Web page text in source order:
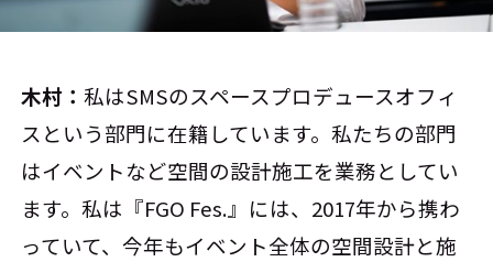
木村： 私はSMSのスペースプロデュースオフィ
スという部門に在籍しています。私たちの部門
はイベントなど空間の設計施工を業務としてい
ます。私は『FGO Fes.』には、2017年から携わ
っていて、今年もイベント全体の空間設計と施